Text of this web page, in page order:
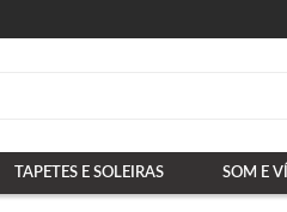
TAPETES E SOLEIRAS SOM E